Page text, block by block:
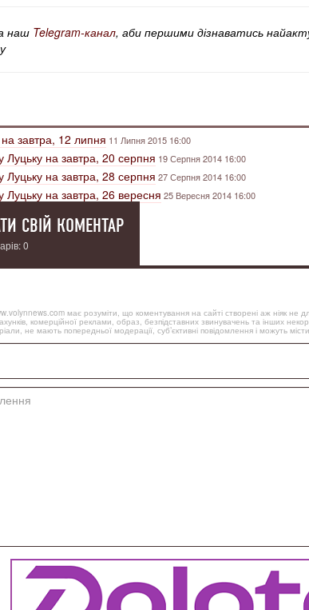
наш Telegram-канал, аби першими дізнаватись
завтра, 12 липня 11 Липня 2015 16:00
Луцьку на завтра, 20 серпня 19 Серпня 2014 16:00
Луцьку на завтра, 28 серпня 27 Серпня 2014 16:00
Луцьку на завтра, 26 вересня 25 Вересня 2014 16:00
СВІЙ КОМЕНТАР
0
має розуміти, що коментування на сайті створені аж ніяк не
комерційної реклами, образ, безпідставних звинувачень та інших
не мають попередньої модерації, суб’єктивні повідомлення і можуть